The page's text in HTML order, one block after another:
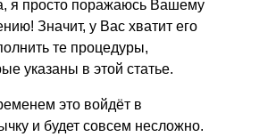
я просто поражаюсь Вашему
Значит, у Вас хватит его
те процедуры,
указаны в этой статье.
это войдёт в
и будет совсем несложно.